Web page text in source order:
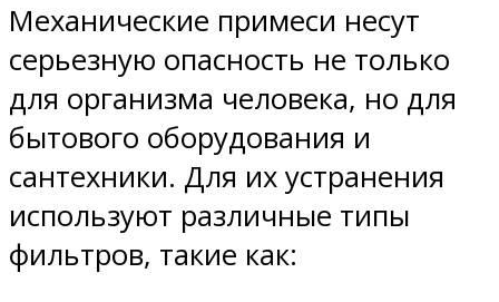
Механические примеси несут
серьезную опасность не только
для организма человека, но для
бытового оборудования и
сантехники. Для их устранения
используют различные типы
фильтров, такие как: